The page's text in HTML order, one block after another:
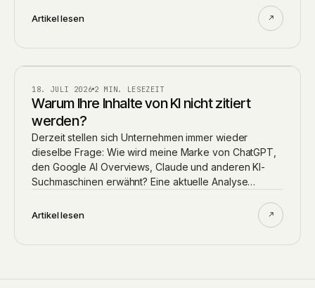
Artikel lesen
AI
18. JULI 2026 2 MIN. LESEZEIT
Warum Ihre Inhalte von KI nicht zitiert
werden?
Derzeit stellen sich Unternehmen immer wieder
dieselbe Frage: Wie wird meine Marke von ChatGPT,
den Google AI Overviews, Claude und anderen KI-
Suchmaschinen erwähnt? Eine aktuelle Analyse…
Artikel lesen